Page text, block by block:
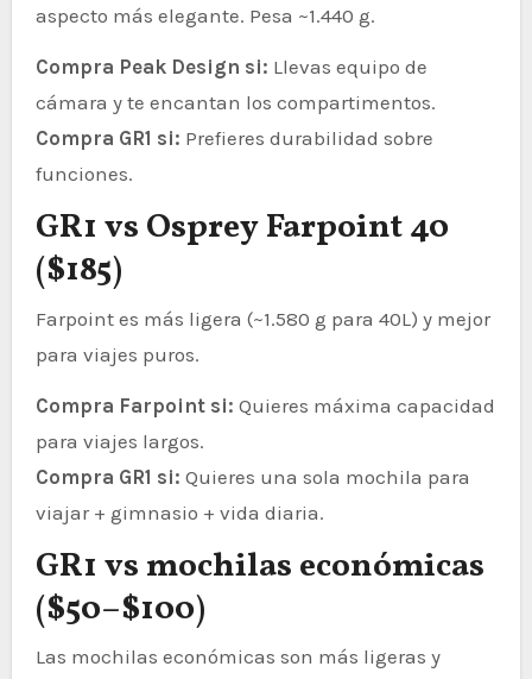
aspecto más elegante. Pesa ~1.440 g.
Compra Peak Design si: Llevas equipo de
cámara y te encantan los compartimentos.
Compra GR1 si: Prefieres durabilidad sobre
funciones.
GR1 vs Osprey Farpoint 40
($185)
Farpoint es más ligera (~1.580 g para 40L) y mejor
para viajes puros.
Compra Farpoint si: Quieres máxima capacidad
para viajes largos.
Compra GR1 si: Quieres una sola mochila para
viajar + gimnasio + vida diaria.
GR1 vs mochilas económicas
($50–$100)
Las mochilas económicas son más ligeras y